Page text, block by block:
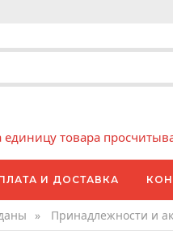
товара
И ДОСТАВКА
» Принадлежности и